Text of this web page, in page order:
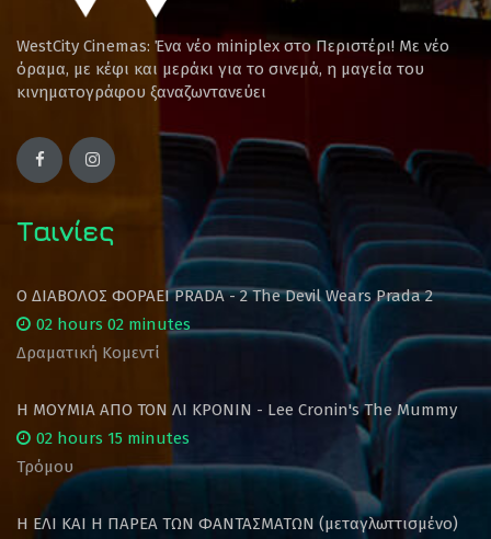
WestCity Cinemas: Ένα νέο miniplex στο Περιστέρι! Mε νέο
όραμα, με κέφι και μεράκι για το σινεμά, η μαγεία του
κινηματογράφου ξαναζωντανεύει
Ταινίες
Ο ΔΙΑΒΟΛΟΣ ΦΟΡΑΕΙ PRADA - 2 The Devil Wears Prada 2
02 hours 02 minutes
Δραματική Κομεντί
Η ΜΟΥΜΙΑ ΑΠΟ ΤΟΝ ΛΙ ΚΡΟΝΙΝ - Lee Cronin's The Mummy
02 hours 15 minutes
Τρόμου
Η ΕΛΙ ΚΑΙ Η ΠΑΡΕΑ ΤΩΝ ΦΑΝΤΑΣΜΑΤΩΝ (μεταγλωττισμένο)